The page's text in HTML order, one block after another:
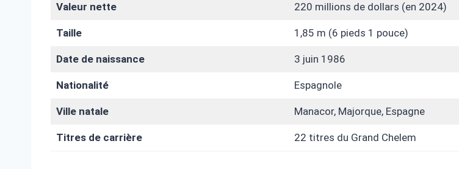
Valeur nette 220 millions de dollars (en 2024)
Taille 1,85 m (6 pieds 1 pouce)
Date de naissance 3 juin 1986
Nationalité Espagnole
Ville natale Manacor, Majorque, Espagne
Titres de carrière 22 titres du Grand Chelem